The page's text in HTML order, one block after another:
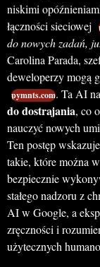
niskimi
łączności sieciowej
do nowych zadań,
Carolina Parada,
deweloperzy mogą
pymnts.com. Ta AI
do dostrajania, co
nauczyć nowych
Ten postęp
takie, które można
bezpiecznie
stałego nadzoru z
AI w Google, a
zręczności i
użytecznych